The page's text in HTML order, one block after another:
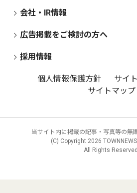
会社・IR情報
広告掲載をご検討の方へ
採用情報
個人情報保護方針
サイ
サイトマップ
当サイト内に掲載の記事・写真等の無
(C) Copyright 2026
All Rights